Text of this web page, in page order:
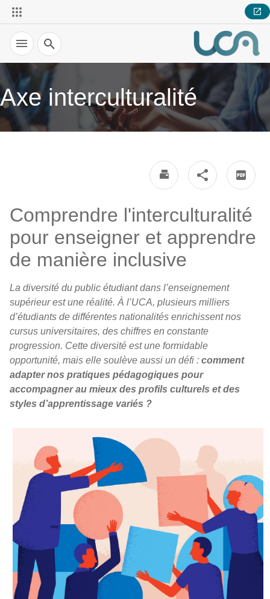
Recherche
Axe interculturalité
Comprendre l'interculturalité
pour enseigner et apprendre
de manière inclusive
La diversité du public étudiant dans l’enseignement
supérieur est une réalité. À l’UCA, plusieurs milliers
d’étudiants de différentes nationalités enrichissent nos
cursus universitaires, des chiffres en constante
progression. Cette diversité est une formidable
opportunité, mais elle soulève aussi un défi : comment
adapter nos pratiques pédagogiques pour
accompagner au mieux des profils culturels et des
styles d’apprentissage variés ?